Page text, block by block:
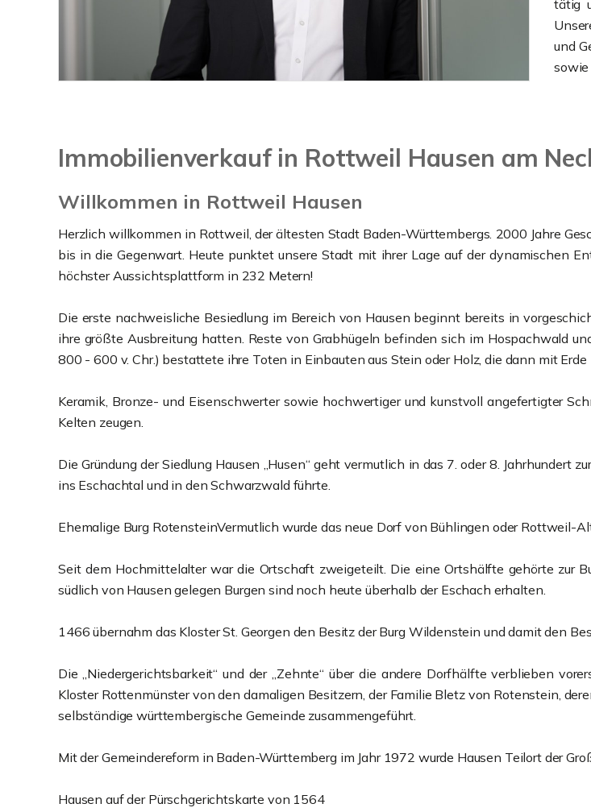
tätig
und
sowie
Immobilienverkauf in Rottweil Hausen am
Willkommen in Rottweil Hausen
Herzlich willkommen in Rottweil, der ältesten Stadt Baden-Württembergs. 2000 Jahre
bis in die Gegenwart. Heute punktet unsere Stadt mit ihrer Lage auf der dynamischen
höchster Aussichtsplattform in 232 Metern!
Die erste nachweisliche Besiedlung im Bereich von Hausen beginnt bereits in
ihre größte Ausbreitung hatten. Reste von Grabhügeln befinden sich im Hospachwald
800 - 600 v. Chr.) bestattete ihre Toten in Einbauten aus Stein oder Holz, die dann mit
Keramik, Bronze- und Eisenschwerter sowie hochwertiger und kunstvoll angefertigter
Kelten zeugen.
Die Gründung der Siedlung Hausen „Husen“ geht vermutlich in das 7. oder 8.
ins Eschachtal und in den Schwarzwald führte.
Ehemalige Burg RotensteinVermutlich wurde das neue Dorf von Bühlingen oder Rottweil-
Seit dem Hochmittelalter war die Ortschaft zweigeteilt. Die eine Ortshälfte gehörte zur
südlich von Hausen gelegen Burgen sind noch heute überhalb der Eschach erhalten.
1466 übernahm das Kloster St. Georgen den Besitz der Burg Wildenstein und damit den
Die „Niedergerichtsbarkeit“ und der „Zehnte“ über die andere Dorfhälfte verblieben
Kloster Rottenmünster von den damaligen Besitzern, der Familie Bletz von Rotenstein,
selbständige württembergische Gemeinde zusammengeführt.
Mit der Gemeindereform in Baden-Württemberg im Jahr 1972 wurde Hausen Teilort der
Hausen auf der Pürschgerichtskarte von 1564